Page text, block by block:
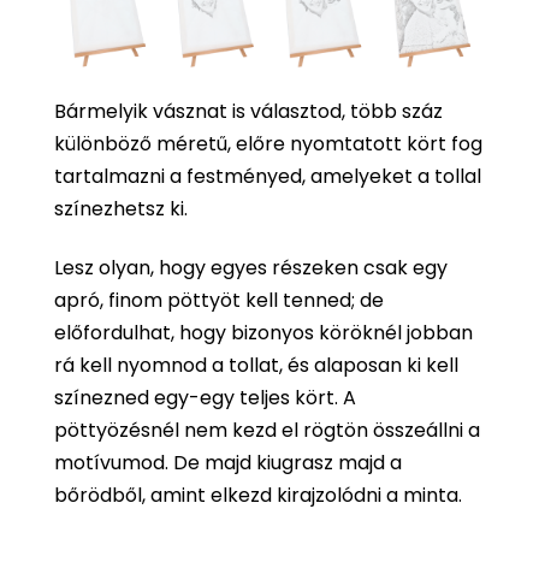
Bármelyik vásznat is választod, több száz
különböző méretű, előre nyomtatott kört fog
tartalmazni a festményed, amelyeket a tollal
színezhetsz ki.
Lesz olyan, hogy egyes részeken csak egy
apró, finom pöttyöt kell tenned; de
előfordulhat, hogy bizonyos köröknél jobban
rá kell nyomnod a tollat, és alaposan ki kell
színezned egy-egy teljes kört. A
pöttyözésnél nem kezd el rögtön összeállni a
motívumod. De majd kiugrasz majd a
bőrödből, amint elkezd kirajzolódni a minta.